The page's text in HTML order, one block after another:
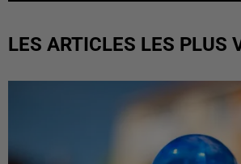
LES ARTICLES LES PLUS